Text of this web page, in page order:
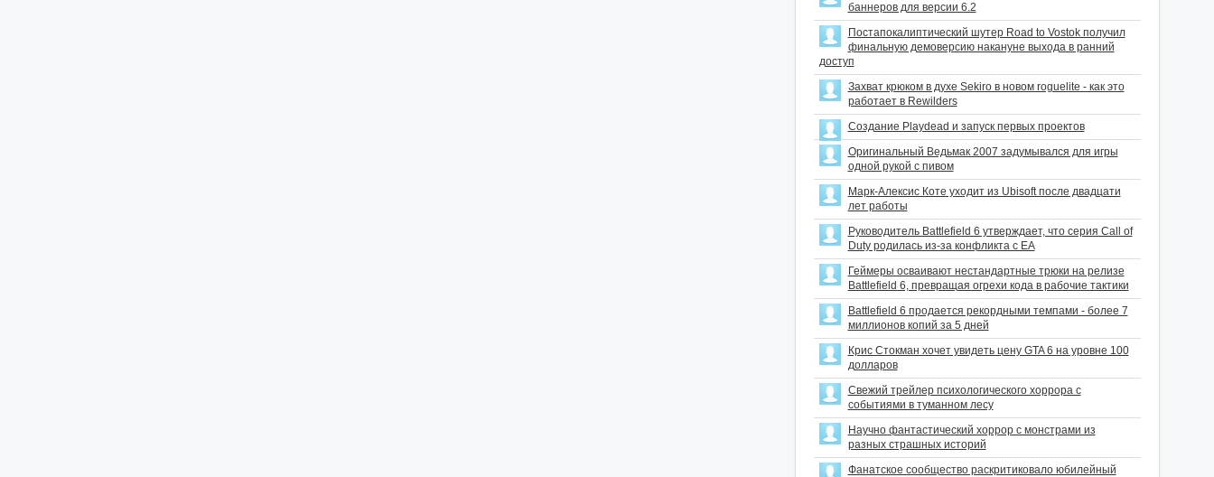
баннеров для версии 6.2
Постапокалиптический шутер Road to Vostok получил
финальную демоверсию накануне выхода в ранний
доступ
Захват крюком в духе Sekiro в новом roguelite - как это
работает в Rewilders
Создание Playdead и запуск первых проектов
Оригинальный Ведьмак 2007 задумывался для игры
одной рукой с пивом
Марк-Алексис Коте уходит из Ubisoft после двадцати
лет работы
Руководитель Battlefield 6 утверждает, что серия Call of
Duty родилась из-за конфликта с EA
Геймеры осваивают нестандартные трюки на релизе
Battlefield 6, превращая огрехи кода в рабочие тактики
Battlefield 6 продается рекордными темпами - более 7
миллионов копий за 5 дней
Крис Стокман хочет увидеть цену GTA 6 на уровне 100
долларов
Свежий трейлер психологического хоррора с
событиями в туманном лесу
Научно фантастический хоррор с монстрами из
разных страшных историй
Фанатское сообщество раскритиковало юбилейный